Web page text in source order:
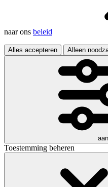
naar ons beleid
Alles accepteren Alleen
Toestemming beheren